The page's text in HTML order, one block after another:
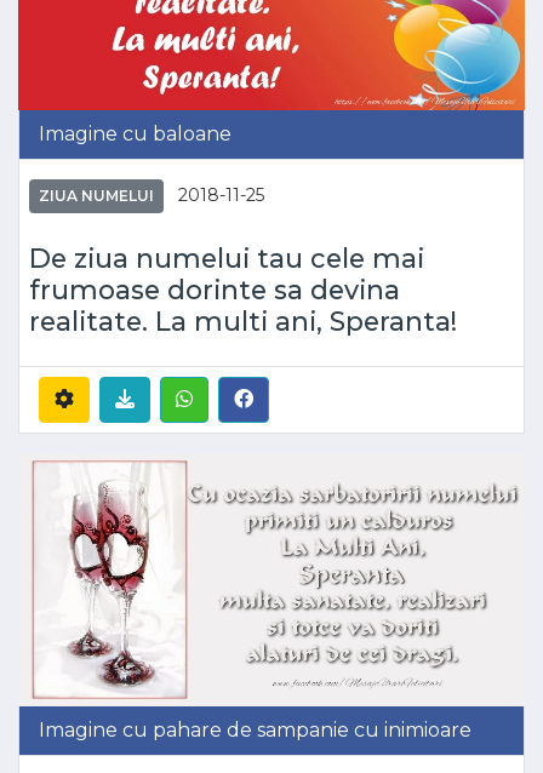
Imagine cu baloane
ZIUA NUMELUI 2018-11-25
De ziua numelui tau cele mai
frumoase dorinte sa devina
realitate. La multi ani, Speranta!
Imagine cu pahare de sampanie cu inimioare